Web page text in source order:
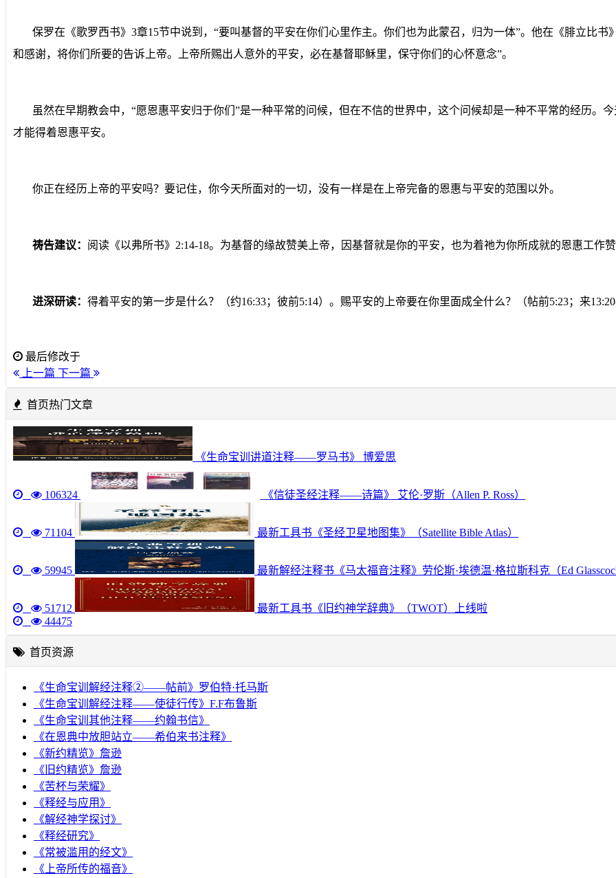
保罗在《歌罗西书》 3章15节中说到，“要叫基督的平安在你们心里作主。你们也为此蒙召，归为一体”。他在《腓立比书
和感谢，将你们所要的告诉上帝。上帝所赐出人意外的平安，必在基督耶稣里，保守你们的心怀意念”。
虽然在早期教会中，“愿恩惠平安归于你们”是一种平常的问候，但在不信的世界中，这个问候却是一种不平常的经历。
才能得着恩惠平安。
你正在经历上帝的平安吗？要记住，你今天所面对的一切，没有一样是在上帝完备的恩惠与平安的范围以外。
祷告建议： 阅读《以弗所书》 2:14-18。为基督的缘故赞美上帝，因基督就是你的平安，也为着祂为你所成就的恩惠工作
进深研读：得着平安的第一步是什么？（约16:33；彼前5:14）。赐平安的上帝要在你里面成全什么？（帖前5:23；来
最后修改于
上一篇 下一篇
首页热门文章
《生命宝训讲道注释——罗马书》 博爱思
106324 《信徒圣经注释——诗篇》 艾伦·罗斯（Allen P. Ross）
71104 最新工具书《圣经卫星地图集》（Satellite Bible Atlas）
59945 最新解经注释书《马太福音注释》劳伦斯·埃德温·格拉斯科克（Ed
51712
最新工具书《旧约神学辞典》（TWOT）上线啦
44475
首页资源
《生命宝训解经注释②——帖前》罗伯特·托马斯
《生命宝训解经注释——使徒行传》F.F布鲁斯
《生命宝训其他注释——约翰书信》
《在恩典中放胆站立——希伯来书注释》
《新约精览》詹逊
《旧约精览》詹逊
《苦杯与荣耀》
《释经与应用》
《解经神学探讨》
《释经研究》
《常被滥用的经文》
《上帝所传的福音》